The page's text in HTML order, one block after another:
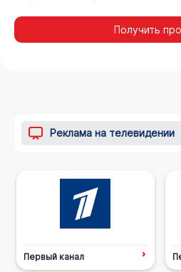
Получить
Реклама на телевидении
Первый канал